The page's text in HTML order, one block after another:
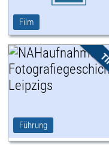
Film
Führung